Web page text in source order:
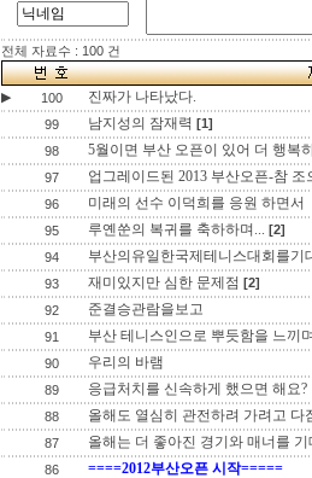
전체 자료수 : 100 건
▶ 100 진짜가 나타났다.
99 남지성의 잠재력 [1]
98
5월이면 부산 오픈이 있어 더 행복
97 업그레이드된 2013 부산오픈-참 조
96 미래의 선수 이덕희를 응원 하면서
95 루옌쑨의 복귀를 축하하며... [2]
94
부산의유일한국제테니스대회를기
93 재미있지만 심한 문제점 [2]
92
준결승관람을보고
91 부산 테니스인으로 뿌듯함을 느끼
90
우리의 바램
89 응급처치를 신속하게 했으면 해요?
88 올해도 열심히 관전하려 가려고 다
87
올해는 더 좋아진 경기와 매너를 기
86 ====2012부산오픈 시작=====